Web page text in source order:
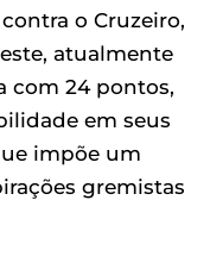
o Cruzeiro,
atualmente
com 24 pontos,
em seus
impõe um
gremistas